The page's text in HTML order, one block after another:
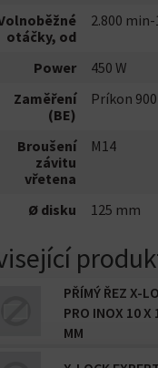
otáčky, od
2.800 min-
Power
450 W
Zaměření
(BE)
Príkon
Broušení
závitu
vřetena
M14
Ø disku 125 mm
PŘÍMÝ ŘEZ X-
PRO INOX 10 X
MM